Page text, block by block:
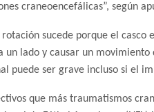
craneoencefálicas”, según
sucede porque el casco
un lado y causar un
puede ser grave incluso si el
que más traumatismos